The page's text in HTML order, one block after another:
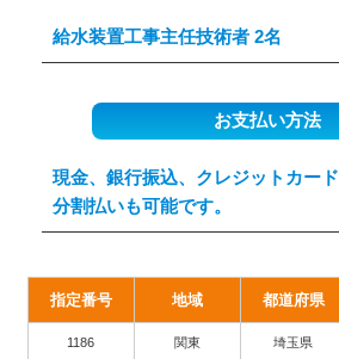
給水装置工事主任技術者 2名
お支払い方法
現金、銀行振込、クレジットカード
分割払いも可能です。
指定番号 地域 都道府県
1186 関東 埼玉県